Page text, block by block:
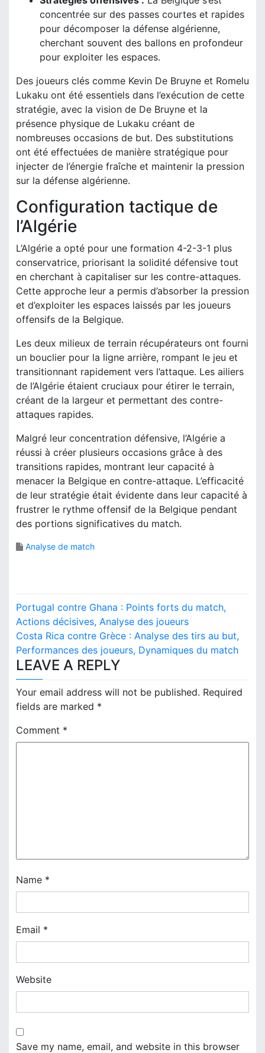
concentrée sur des passes courtes et rapides
pour décomposer la défense algérienne,
cherchant souvent des ballons en profondeur
pour exploiter les espaces.
Des joueurs clés comme Kevin De Bruyne et Romelu
Lukaku ont été essentiels dans l’exécution de cette
stratégie, avec la vision de De Bruyne et la
présence physique de Lukaku créant de
nombreuses occasions de but. Des substitutions
ont été effectuées de manière stratégique pour
injecter de l’énergie fraîche et maintenir la pression
sur la défense algérienne.
Configuration tactique de
l’Algérie
L’Algérie a opté pour une formation 4-2-3-1 plus
conservatrice, priorisant la solidité défensive tout
en cherchant à capitaliser sur les contre-attaques.
Cette approche leur a permis d’absorber la pression
et d’exploiter les espaces laissés par les joueurs
offensifs de la Belgique.
Les deux milieux de terrain récupérateurs ont fourni
un bouclier pour la ligne arrière, rompant le jeu et
transitionnant rapidement vers l’attaque. Les ailiers
de l’Algérie étaient cruciaux pour étirer le terrain,
créant de la largeur et permettant des contre-
attaques rapides.
Malgré leur concentration défensive, l’Algérie a
réussi à créer plusieurs occasions grâce à des
transitions rapides, montrant leur capacité à
menacer la Belgique en contre-attaque. L’efficacité
de leur stratégie était évidente dans leur capacité à
frustrer le rythme offensif de la Belgique pendant
des portions significatives du match.
Analyse de match
P
o
s
t
n
a
v
o
n
Portugal contre Ghana : Points forts du match,
Actions décisives, Analyse des joueurs
Costa Rica contre Grèce : Analyse des tirs au but,
Performances des joueurs, Dynamiques du match
LEAVE A REPLY
Your email address will not be published. Required
fields are marked *
Comment *
Name *
Email *
Website
Save my name, email, and website in this browser